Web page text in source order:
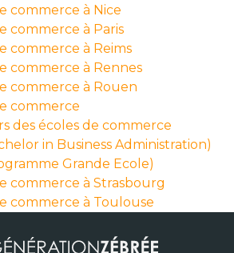
commerce à Nice
commerce à Paris
commerce à Reims
commerce à Rennes
commerce à Rouen
commerce
des écoles de commerce
in Business Administration)
Grande Ecole)
commerce à Strasbourg
commerce à Toulouse